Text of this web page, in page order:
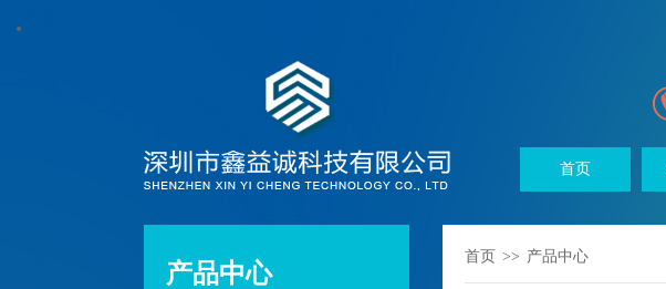
首页
产品中心
首页 >> 产品中心